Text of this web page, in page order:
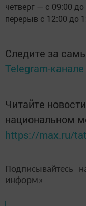
четверг — с 09:00
перерыв с 12:00 до
Следите за
Telegram-канале
Читайте
национальном
https://max.ru/
Подписывайтесь
информ»